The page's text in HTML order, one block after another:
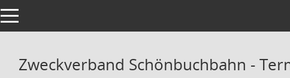
Toggle navigation
Zweckverband Schönbuchbahn -